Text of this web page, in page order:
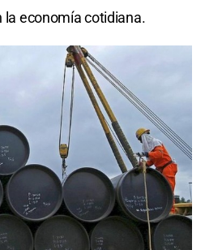
economía cotidiana.